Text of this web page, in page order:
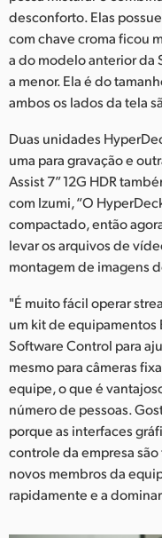
desconforto. Elas
com chave croma ficou
a do modelo anterior da
a menor. Ela é do
ambos os lados da tela
Duas unidades
uma para gravação e
Assist 7” 12G HDR
com Izumi, “O
compactado, então
levar os arquivos de
montagem de imagens
"É muito fácil operar
um kit de equipamentos
Software Control para
mesmo para câmeras
equipe, o que é
número de pessoas.
porque as interfaces
controle da empresa
novos membros da
rapidamente e a